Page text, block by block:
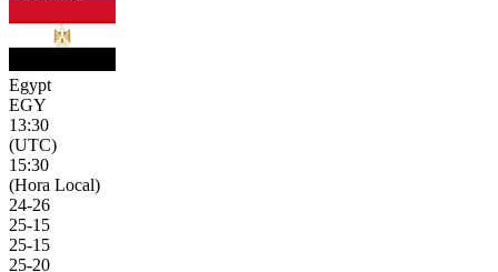
Egypt
EGY
13:30
(UTC)
15:30
(Hora Local)
24-26
25-15
25-15
25-20